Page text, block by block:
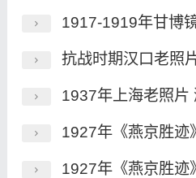
1917-1919年甘博镜头下
抗战时期汉口老照片《
1937年上海老照片
1927年《燕京胜迹》
1927年《燕京胜迹》